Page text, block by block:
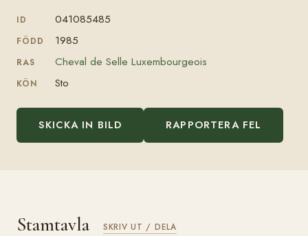
ID 041085485
FÖDD 1985
RAS Cheval de Selle Luxembourgeois
KÖN Sto
SKICKA IN BILD RAPPORTERA FEL
Stamtavla SKRIV UT / DELA